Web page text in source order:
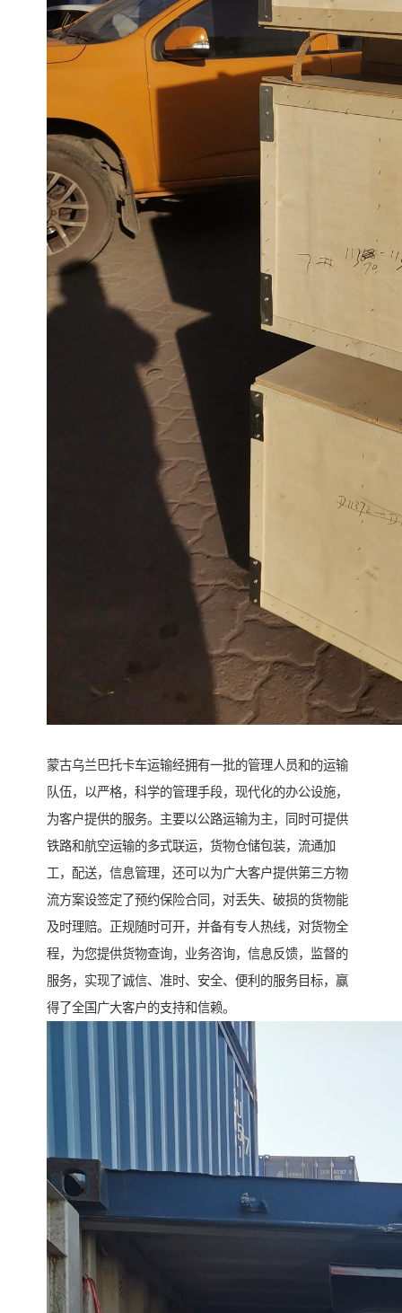
蒙古乌兰巴托卡车运输经拥有一批的管理人员和的运输
队伍，以严格，科学的管理手段，现代化的办公设施，
为客户提供的服务。主要以公路运输为主，同时可提供
铁路和航空运输的多式联运，货物仓储包装，流通加
工，配送，信息管理，还可以为广大客户提供第三方物
流方案设签定了预约保险合同，对丢失、破损的货物能
及时理赔。正规随时可开，并备有专人热线，对货物全
程，为您提供货物查询，业务咨询，信息反馈，监督的
服务，实现了诚信、准时、安全、便利的服务目标，赢
得了全国广大客户的支持和信赖。